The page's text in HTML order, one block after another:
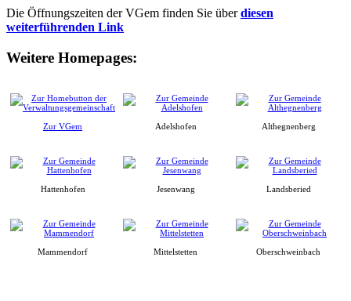
Die Öffnungszeiten der VGem finden Sie überdiesen
weiterführenden Link
Weitere Homepages:
Zur VGem Adelshofen Althegnenberg
Hattenhofen Jesenwang Landsberied
Mammendorf Mittelstetten Oberschweinbach